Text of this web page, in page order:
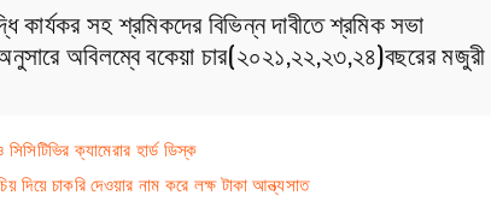
কার্যকর সহ শ্রমিকদের বিভিন্ন দাবীতে শ্রমিক সভা
অবিলম্বে বকেয়া চার(২০২১,২২,২৩,২৪)বছরের মজুরী
ক্যামেরার হার্ড ডিস্ক
চাকরি দেওয়ার নাম করে লক্ষ টাকা আন্ত্যসাত